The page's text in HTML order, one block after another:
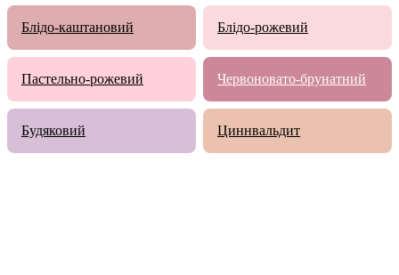
Блідо-каштановий Блідо-рожевий
Пастельно-рожевий Червоновато-брунатний
Будяковий Циннвальдит